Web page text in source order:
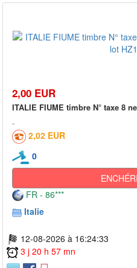
2,00 EUR
ITALIE FIUME timbre N° taxe 8
2,02 EUR
0
FR - 86***
Italie
12-08-2026 à 16:24:33
3 j 20 h 57 mn